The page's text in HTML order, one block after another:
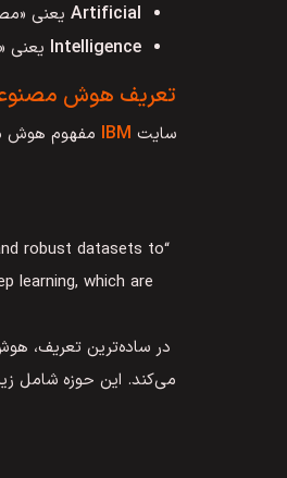
Artificial یعنی
Intelligence یعنی
تعریف هوش
سایت IBM مفهوم هوش
robust datasets to
learning, which are
در ساده‌ترین تعریف،